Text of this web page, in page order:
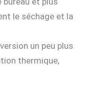
le séchage et la
un peu plus
thermique,